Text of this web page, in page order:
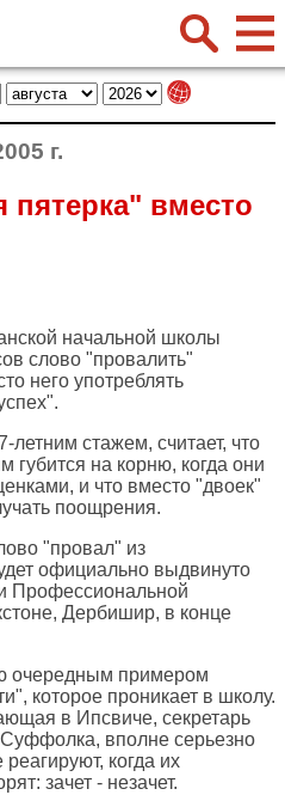
г.
пятерка" вместо
начальной школы
слово "провалить"
него употреблять
летним стажем, считает, что
губится на корню, когда они
и что вместо "двоек"
поощрения.
"провал" из
официально выдвинуто
Профессиональной
Дербишир, в конце
очередным примером
которое проникает в школу.
в Ипсвиче, секретарь
вполне серьезно
когда их
зачет - незачет.